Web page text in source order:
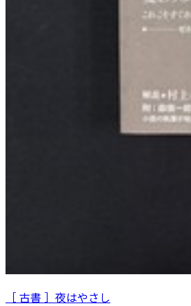
［ 古書 ］夜はやさし